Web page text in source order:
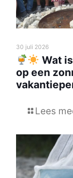
30 juli 2026
Wat
op een
Lees